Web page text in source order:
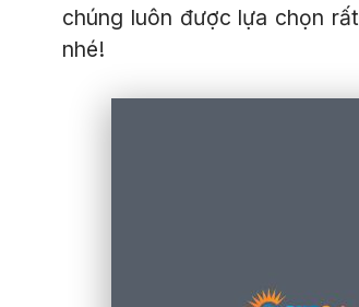
chúng luôn được lựa chọn
nhé!